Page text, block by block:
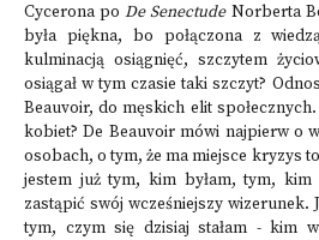
Cycerona poDe Senectude Norberta
była piękna, bo połączona z
kulminacją osiągnięć, szczytem
osiągał w tym czasie taki szczyt?
Beauvoir, do męskich elit
kobiet? De Beauvoir mówi najpierw o
osobach, o tym, że ma miejsce kryzys
jestem już tym, kim byłam, tym,
zastąpić swój wcześniejszy wizerunek.
tym, czym się dzisiaj stałam - kim